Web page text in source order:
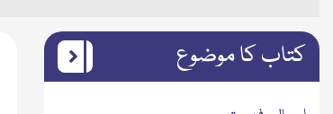
کتاب کا موضوع